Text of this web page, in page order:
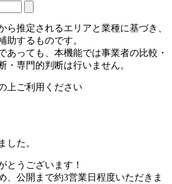
推定されるエリアと業種に基づき、
助するものです。
あっても、本機能では事業者の比較・
・専門的判断は行いません。
上ご利用ください
した。
とうございます！
、公開まで約3営業日程度いただきま